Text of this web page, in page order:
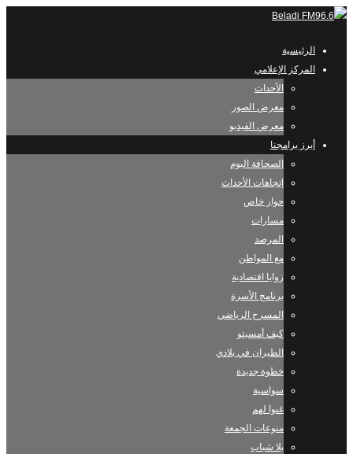
الرئيسية
المركز الإعلامي
الأحداث
معرض الصور
معرض الفيديو
أبرز برامجنا
الصحافة اليوم
إتجاهات الأحداث
حوار خاص
مسارات
المرصد
مع المواطن
زوايا اقتصادية
برنامج الأسرة
المسرح الرياضي
كيف أمسيتو
الطيران في بلادي
خطوة جديدة
سواسية
غنوا لهم
منوعات الجمعة
يلا شباب